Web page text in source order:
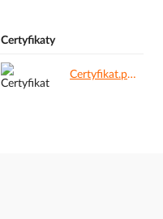
Certyfikaty
Certyfikat.pdf